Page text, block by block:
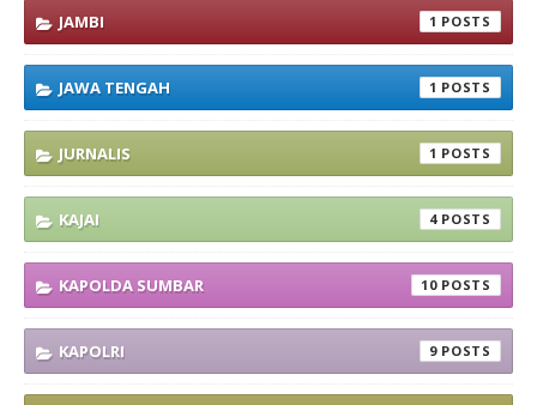
JAMBI 1
JAWA TENGAH 1
JURNALIS 1
KAJAI 4
KAPOLDA SUMBAR 10
KAPOLRI 9